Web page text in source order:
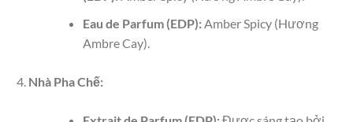
Eau de Parfum (EDP):Amber Spicy (Hương
Ambre Cay).
Nhà Pha Chế: